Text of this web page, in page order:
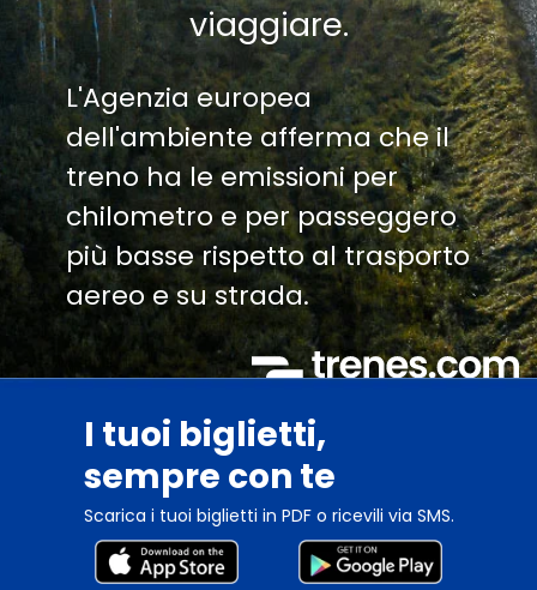
viaggiare.
L'Agenzia europea
dell'ambiente afferma che il
treno ha le emissioni per
chilometro e per passeggero
più basse rispetto al trasporto
aereo e su strada.
I tuoi biglietti,
sempre con te
Scarica i tuoi biglietti in PDF o ricevili via SMS.